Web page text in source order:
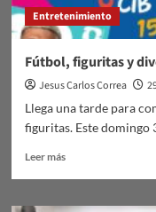
Entretenimiento
Fútbol, figuritas y
Jesus Carlos Correa
Llega una tarde para
figuritas. Este domingo
Leer másLeer
Fútbol,